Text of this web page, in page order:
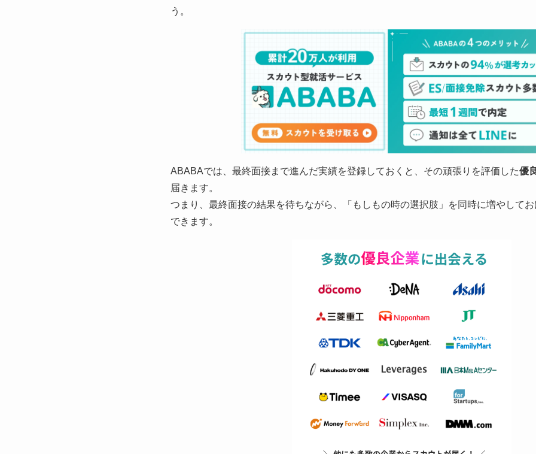
う。
ABABAでは、最終面接まで進んだ実績を登録しておくと、その頑張りを評価した優
届きます。
つまり、最終面接の結果を待ちながら、「もしもの時の選択肢」を同時に増やして
できます。